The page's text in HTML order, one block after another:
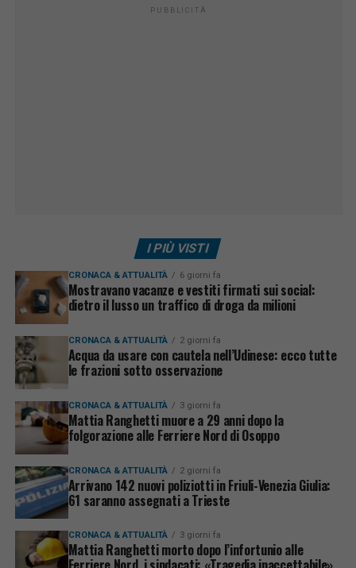
PUBBLICITÀ
I PIÙ VISTI
CRONACA & ATTUALITÀ 6 giorni fa
Mostravano vacanze e vestiti firmati sui social:
dietro il lusso un traffico di droga da milioni
CRONACA & ATTUALITÀ 2 giorni fa
Acqua da usare con cautela nell’Udinese: ecco tutte
le frazioni sotto osservazione
CRONACA & ATTUALITÀ 3 giorni fa
Mattia Ranghetti muore a 29 anni dopo la
folgorazione alle Ferriere Nord di Osoppo
CRONACA & ATTUALITÀ 2 giorni fa
Arrivano 142 nuovi poliziotti in Friuli-Venezia Giulia:
61 saranno assegnati a Trieste
CRONACA & ATTUALITÀ 3 giorni fa
Mattia Ranghetti morto dopo l’infortunio alle